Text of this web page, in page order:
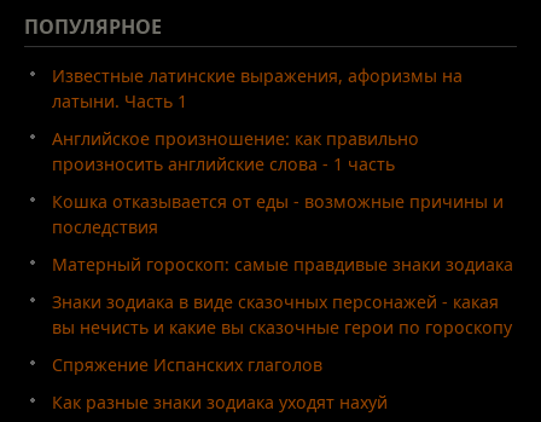
ПОПУЛЯРНОЕ
Известные латинские выражения, афоризмы на
латыни. Часть 1
Английское произношение: как правильно
произносить английские слова - 1 часть
Кошка отказывается от еды - возможные причины и
последствия
Матерный гороскоп: самые правдивые знаки зодиака
Знаки зодиака в виде сказочных персонажей - какая
вы нечисть и какие вы сказочные герои по гороскопу
Спряжение Испанских глаголов
Как разные знаки зодиака уходят нахуй